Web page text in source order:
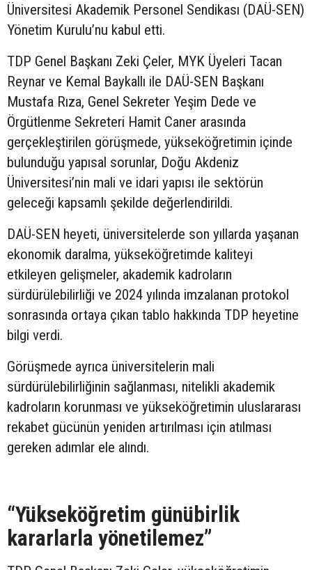
Üniversitesi Akademik Personel Sendikası (DAÜ-SEN)
Yönetim Kurulu’nu kabul etti.
TDP Genel Başkanı Zeki Çeler, MYK Üyeleri Tacan
Reynar ve Kemal Baykallı ile DAÜ-SEN Başkanı
Mustafa Rıza, Genel Sekreter Yeşim Dede ve
Örgütlenme Sekreteri Hamit Caner arasında
gerçekleştirilen görüşmede, yükseköğretimin içinde
bulunduğu yapısal sorunlar, Doğu Akdeniz
Üniversitesi’nin mali ve idari yapısı ile sektörün
geleceği kapsamlı şekilde değerlendirildi.
DAÜ-SEN heyeti, üniversitelerde son yıllarda yaşanan
ekonomik daralma, yükseköğretimde kaliteyi
etkileyen gelişmeler, akademik kadroların
sürdürülebilirliği ve 2024 yılında imzalanan protokol
sonrasında ortaya çıkan tablo hakkında TDP heyetine
bilgi verdi.
Görüşmede ayrıca üniversitelerin mali
sürdürülebilirliğinin sağlanması, nitelikli akademik
kadroların korunması ve yükseköğretimin uluslararası
rekabet gücünün yeniden artırılması için atılması
gereken adımlar ele alındı.
“Yükseköğretim günübirlik
kararlarla yönetilemez”